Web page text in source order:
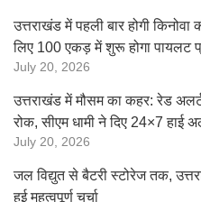
उत्तराखंड में पहली बार होगी
लिए 100 एकड़ में शुरू होगा पायलट
July 20, 2026
उत्तराखंड में मौसम का कहर: रेड
रोक, सीएम धामी ने दिए 24×7 हाई
July 20, 2026
जल विद्युत से बैटरी स्टोरेज तक,
हुई महत्वपूर्ण चर्चा